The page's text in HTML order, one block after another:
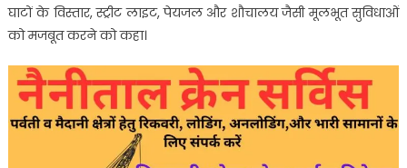
घाटों के विस्तार, स्ट्रीट लाइट, पेयजल और शौचालय जैसी मूलभूत सुविधाओं
को मजबूत करने को कहा।